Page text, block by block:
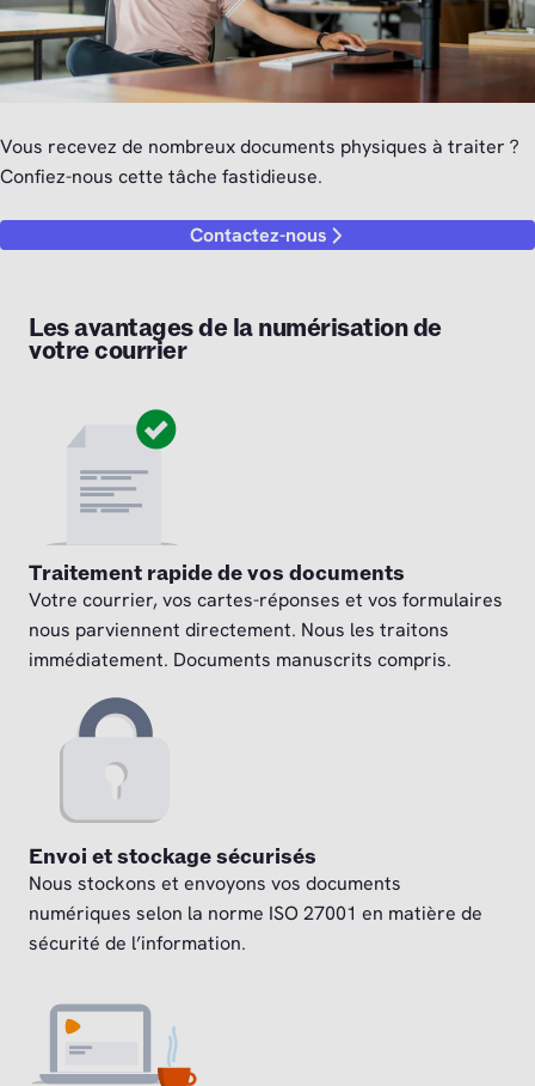
Vous recevez de nombreux documents physiques à traiter ?
Confiez-nous cette tâche fastidieuse.
Contactez-nous
Les avantages de la numérisation de
votre courrier
Traitement rapide de vos documents
Votre courrier, vos cartes-réponses et vos formulaires
nous parviennent directement. Nous les traitons
immédiatement. Documents manuscrits compris.
Envoi et stockage sécurisés
Nous stockons et envoyons vos documents
numériques selon la norme ISO 27001 en matière de
sécurité de l’information.